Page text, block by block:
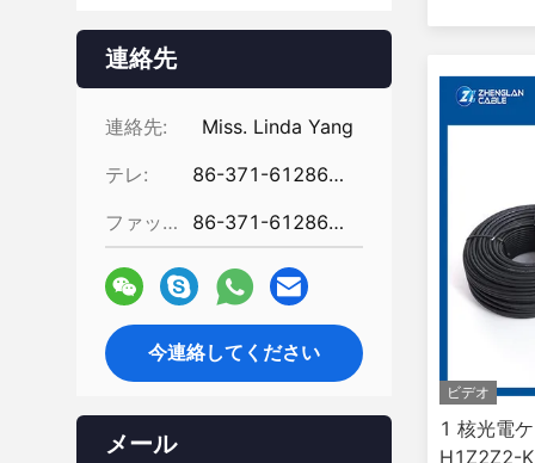
連絡先
連絡先:
Miss. Linda Yang
テレ:
86-371-61286031
ファックス:
86-371-61286032
今連絡してください
メール
ビデオ
1 核光電
H1Z2Z2-